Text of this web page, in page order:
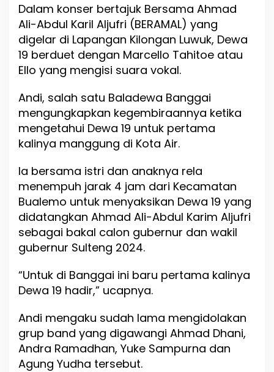
a
d
l
i
T
N
e
x
t
G
b
e
n
u
r
S
u
t
e
n
g
Dalam konser bertajuk Bersama Ahmad
Ali-Abdul Karil Aljufri (BERAMAL) yang
digelar di Lapangan Kilongan Luwuk, Dewa
19 berduet dengan Marcello Tahitoe atau
Ello yang mengisi suara vokal.
Andi, salah satu Baladewa Banggai
mengungkapkan kegembiraannya ketika
mengetahui Dewa 19 untuk pertama
kalinya manggung di Kota Air.
Ia bersama istri dan anaknya rela
menempuh jarak 4 jam dari Kecamatan
Bualemo untuk menyaksikan Dewa 19 yang
didatangkan Ahmad Ali-Abdul Karim Aljufri
sebagai bakal calon gubernur dan wakil
gubernur Sulteng 2024.
“Untuk di Banggai ini baru pertama kalinya
Dewa 19 hadir,” ucapnya.
Andi mengaku sudah lama mengidolakan
grup band yang digawangi Ahmad Dhani,
Andra Ramadhan, Yuke Sampurna dan
Agung Yudha tersebut.